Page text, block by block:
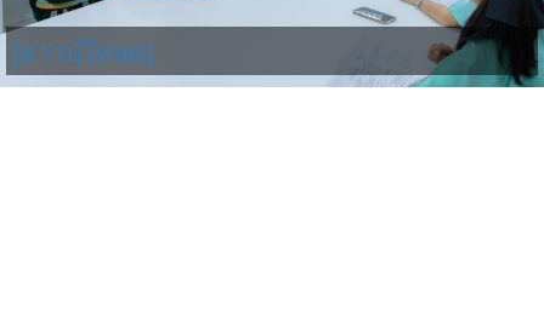
[ดาวน์โหลด]